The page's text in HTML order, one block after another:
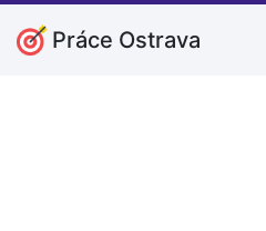
Práce Ostrava